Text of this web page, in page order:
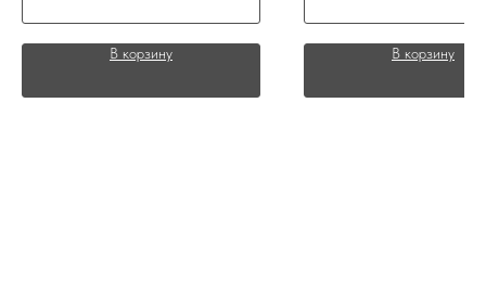
В корзину В корзину